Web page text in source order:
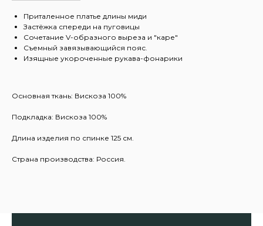
Приталенное платье длины миди
Застёжка спереди на пуговицы
Сочетание V-образного выреза и "каре"
Съемный завязывающийся пояс.
Изящные укороченные рукава-фонарики
Основная ткань: Вискоза 100%
Подкладка: Вискоза 100%
Длина изделия по спинке 125 см.
Страна производства: Россия.